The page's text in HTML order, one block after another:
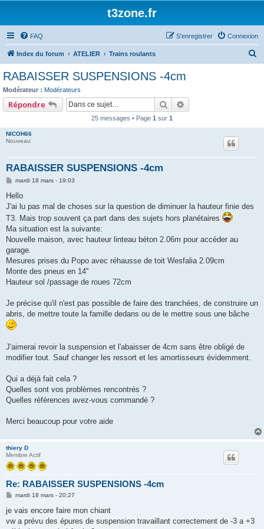
t3zone.fr
FAQ Connexion
S’enregistrer
Index du forum ATELIER Trains roulants
RABAISSER SUSPENSIONS -4cm
Modérateur : Modérateurs
Répondre Rechercher
25 messages • Page 1 sur 1
NICOH66
Nouveau
RABAISSER SUSPENSIONS -4cm
M
s
a
g
e
mardi 18 mars - 19:03
Hello
J'ai lu pas mal de choses sur la question de diminuer la hauteur finie des
T3. Mais trop souvent ça part dans des sujets hors planétaires
Ma situation est la suivante:
Nouvelle maison, avec hauteur linteau béton 2.06m pour accéder au
garage.
Mesures prises du Popo avec réhausse de toit Wesfalia 2.09cm
Monte des pneus en 14''
Hauteur sol /passage de roues 72cm
Je précise qu'il n'est pas possible de faire des tranchées, de construire un
abris, de mettre toute la famille dedans ou de le mettre sous une bâche
J'aimerai revoir la suspension et l'abaisser de 4cm sans être obligé de
modifier tout. Sauf changer les ressort et les amortisseurs évidemment.
Qui a déjà fait cela ?
Quelles sont vos problèmes rencontrés ?
Quelles références avez-vous commandé ?
Merci beaucoup pour votre aide
thiery D
Membre Actif
Re: RABAISSER SUSPENSIONS -4cm
M
s
a
mardi 18 mars - 20:27
je vais encore faire mon chiant
vw a prévu des épures de suspension travaillant correctement de -3 a +3